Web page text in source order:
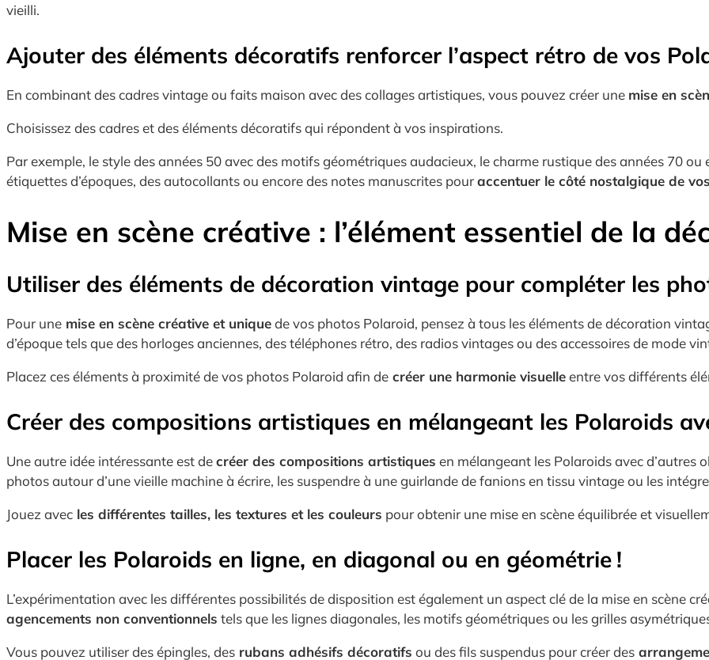
vieilli.
Ajouter des éléments décoratifs renforcer l’aspect rétro de vos
En combinant des cadres vintage ou faits maison avec des collages artistiques, vous pouvez créer une mise en
Choisissez des cadres et des éléments décoratifs qui répondent à vos inspirations.
Par exemple, le style des années 50 avec des motifs géométriques audacieux, le charme rustique des années 70 ou
étiquettes d’époques, des autocollants ou encore des notes manuscrites pouraccentuer le côté nostalgique de
Mise en scène créative : l’élément essentiel de la
Utiliser des éléments de décoration vintage pour compléter les
Pour une mise en scène créative et uniquede vos photos Polaroid, pensez à tous les éléments de décoration
d’époque tels que des horloges anciennes, des téléphones rétro, des radios vintages ou des accessoires de mode
Placez ces éléments à proximité de vos photos Polaroid afin de créer une harmonie visuelleentre vos différents
Créer des compositions artistiques en mélangeant les Polaroids
Une autre idée intéressante est decréer des compositions artistiques en mélangeant les Polaroids avec d’autres
photos autour d’une vieille machine à écrire, les suspendre à une guirlande de fanions en tissu vintage ou les
Jouez avec les différentes tailles, les textures et les couleurs pour obtenir une mise en scène équilibrée et
Placer les Polaroids en ligne, en diagonal ou en géométrie !
L’expérimentation avec les différentes possibilités de disposition est également un aspect clé de la mise en scène
agencements non conventionnels tels que les lignes diagonales, les motifs géométriques ou les grilles
Vous pouvez utiliser des épingles, des rubans adhésifs décoratifs ou des fils suspendus pour créer des